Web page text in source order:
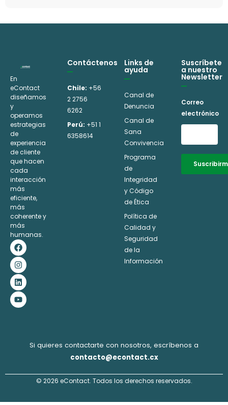
En
eContact
diseñamos
y
operamos
estrategias
de
experiencia
de cliente
que hacen
cada
interacción
más
eficiente,
más
coherente y
más
humanas.
F
a
c
e
b
o
o
k
I
n
s
t
a
g
r
a
m
L
i
n
k
e
d
i
n
Y
o
u
t
u
b
e
Contáctenos
Chile: +56
2 2756
6262
Perú: +51 1
6358614
Links de
ayuda
Canal de
Denuncia
Canal de
Sana
Convivencia
Programa
de
Integridad
y Código
de Ética
Política de
Calidad y
Seguridad
de la
Información
Suscríbete
a nuestro
Newsletter
Correo
electrónico
Si quieres contactarte con nosotros, escríbenos a
contacto@econtact.cx
© 2026 eContact. Todos los derechos reservados.